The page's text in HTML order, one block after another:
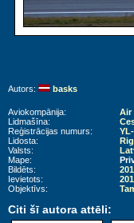
Autors: basks
Aviokompānija:
Air
Lidmašīna:
Reģistrācijas numurs:
Lidosta:
Valsts:
Mape:
Bildēts:
Ievietots:
Objektīvs:
Citi šī autora attēli: